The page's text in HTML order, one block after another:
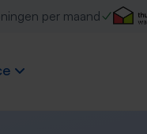
per maand